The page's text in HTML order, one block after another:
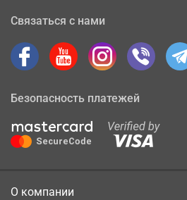
Связаться с нами
Безопасность платежей
О компании